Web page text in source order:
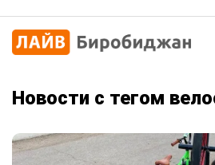
Новости с тегом